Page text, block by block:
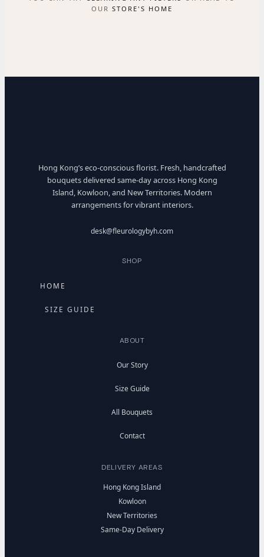
OUR STORE'S HOME
Hong Kong’s eco-conscious florist. Fresh, handcrafted
bouquets delivered same-day across Hong Kong
Island, Kowloon, and New Territories. Modern
arrangements for vibrant interiors.
desk@fleurologybyh.com
SHOP
HOME
SIZE GUIDE
ABOUT
Our Story
Size Guide
All Bouquets
Contact
DELIVERY AREAS
Hong Kong Island
Kowloon
New Territories
Same-Day Delivery